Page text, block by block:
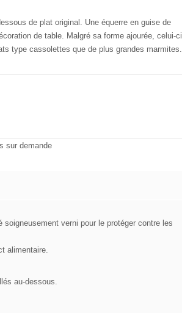
de plat original. Une équerre en guise de
de table. Malgré sa forme ajourée, celui-ci
type cassolettes que de plus grandes marmites.
sur demande
verni pour le protéger contre les
alimentaire.
au-dessous.